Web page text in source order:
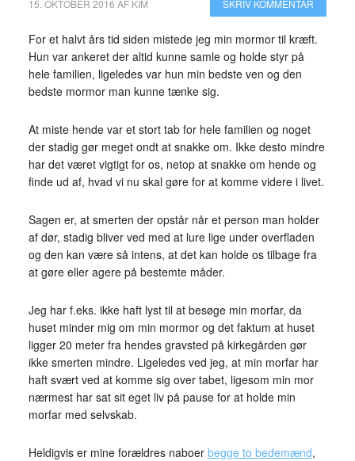
15. OKTOBER 2016 AF KIM SKRIV KOMMENTAR
For et halvt års tid siden mistede jeg min mormor til kræft.
Hun var ankeret der altid kunne samle og holde styr på
hele familien, ligeledes var hun min bedste ven og den
bedste mormor man kunne tænke sig.
At miste hende var et stort tab for hele familien og noget
der stadig gør meget ondt at snakke om. Ikke desto mindre
har det været vigtigt for os, netop at snakke om hende og
finde ud af, hvad vi nu skal gøre for at komme videre i livet.
Sagen er, at smerten der opstår når et person man holder
af dør, stadig bliver ved med at lure lige under overfladen
og den kan være så intens, at det kan holde os tilbage fra
at gøre eller agere på bestemte måder.
Jeg har f.eks. ikke haft lyst til at besøge min morfar, da
huset minder mig om min mormor og det faktum at huset
ligger 20 meter fra hendes gravsted på kirkegården gør
ikke smerten mindre. Ligeledes ved jeg, at min morfar har
haft svært ved at komme sig over tabet, ligesom min mor
nærmest har sat sit eget liv på pause for at holde min
morfar med selvskab.
Heldigvis er mine forældres naboer begge to bedemænd,